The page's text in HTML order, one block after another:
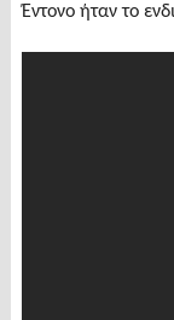
Έντονο ήταν το